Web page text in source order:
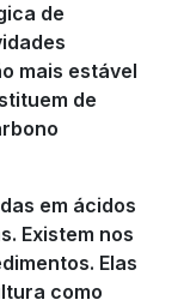
de
mais estável
de
em ácidos
Existem nos
Elas
como